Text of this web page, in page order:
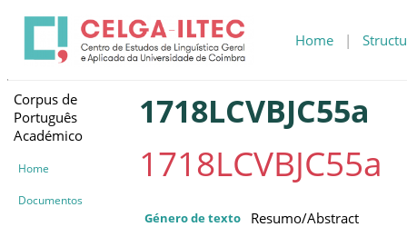
Home |
Corpus de
Português
Académico
Home
Documentos
1718LCVBJC55a
1718LCVBJC55a
Género de texto Resumo/Abstract